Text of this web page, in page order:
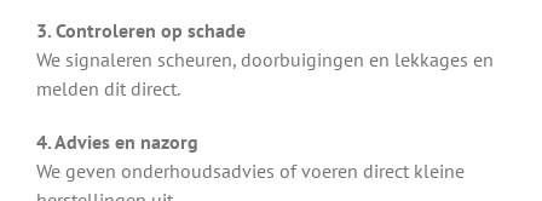
3. Controleren op schade
We signaleren scheuren, doorbuigingen en lekkages en
melden dit direct.
4. Advies en nazorg
We geven onderhoudsadvies of voeren direct kleine